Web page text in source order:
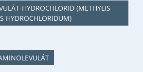
HYDROCHLORID (METHYLIS
HYDROCHLORIDUM)